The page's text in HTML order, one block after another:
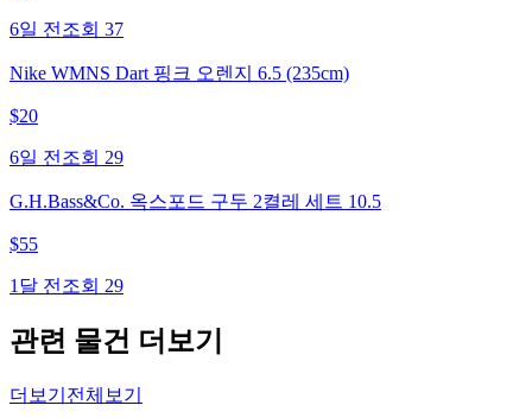
6일 전 조회 37
Nike WMNS Dart 핑크 오렌지 6.5 (235cm)
$20
6일 전 조회 29
G.H.Bass&Co. 옥스포드 구두 2켤레 세트 10.5
$55
1달 전 조회 29
관련 물건 더보기
더보기 전체보기